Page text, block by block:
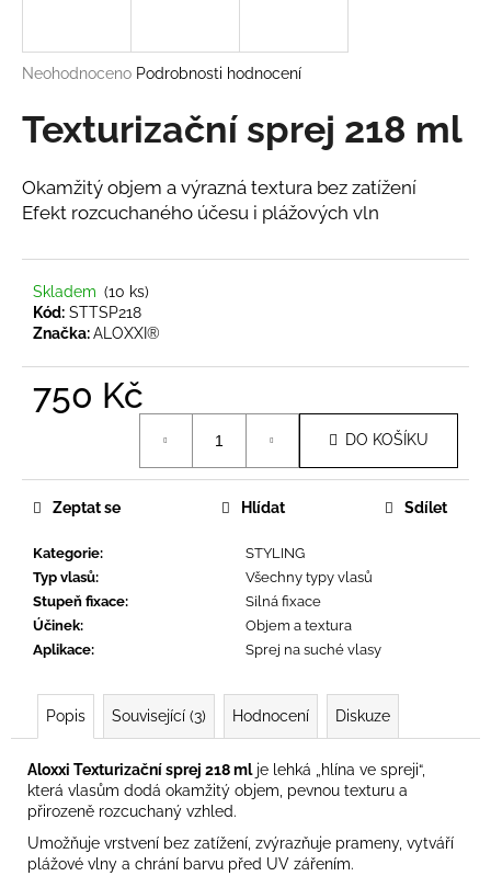
Průměrné
produktu
5
hvězdiček.
Neohodnoceno Podrobnosti hodnocení
Texturizační sprej 218 ml
Okamžitý objem a výrazná textura bez zatížení
Efekt rozcuchaného účesu i plážových vln
Skladem (10 ks)
Kód: STTSP218
Značka:ALOXXI®
750 Kč
DO KOŠÍKU
Kategorie:
STYLING
Typ vlasů:
Všechny typy vlasů
Stupeň fixace:
Silná fixace
Účinek:
Objem a textura
Aplikace: Sprej na suché vlasy
Zeptat se Hlídat Sdílet
Popis Související (3) Hodnocení Diskuze
Aloxxi Texturizační sprej 218 mlje lehká „hlína ve spreji“,
která vlasům dodá okamžitý objem, pevnou texturu a
přirozeně rozcuchaný vzhled.
Umožňuje vrstvení bez zatížení, zvýrazňuje prameny, vytváří
plážové vlny a chrání barvu před UV zářením.
j
í
t
?
o
p
u
e
m
e